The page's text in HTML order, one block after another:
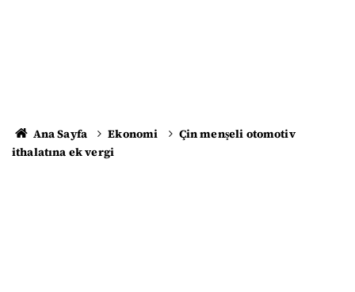
Ana Sayfa Ekonomi
Çin menşeli otomotiv
ithalatına ek vergi